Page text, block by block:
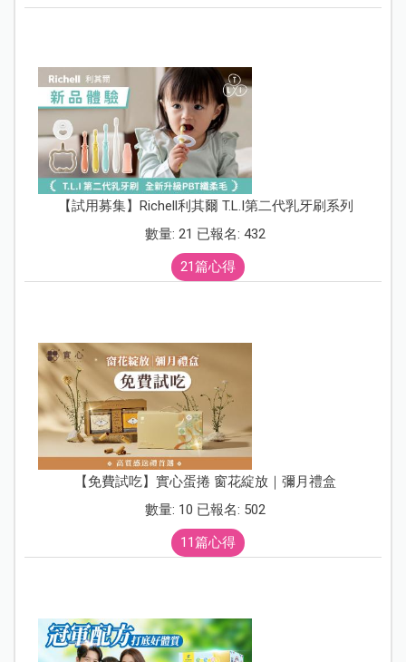
【試用募集】Richell利其爾 T.L.I第二代乳牙刷系列
數量: 21 已報名: 432
21篇心得
【免費試吃】實心蛋捲 窗花綻放｜彌月禮盒
數量: 10 已報名: 502
11篇心得